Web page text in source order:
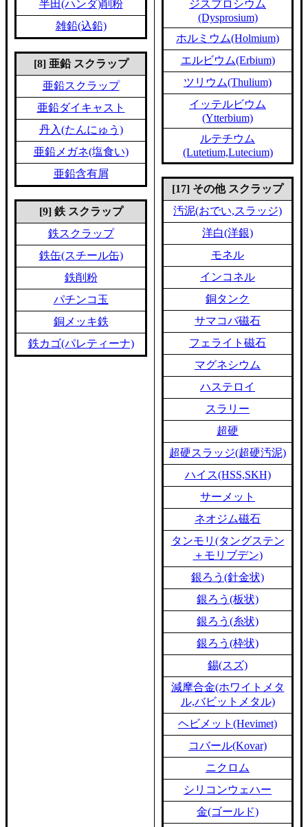
半田(ハンダ)削粉
雑鉛(込鉛)
[8] 亜鉛 スクラップ
亜鉛スクラップ
亜鉛ダイキャスト
丹入(たんにゅう)
亜鉛メガネ(塩食い)
亜鉛含有屑
[9] 鉄 スクラップ
鉄スクラップ
鉄缶(スチール缶)
鉄削粉
パチンコ玉
銅メッキ鉄
鉄カゴ(パレティーナ)
ジスプロシウム
(Dysprosium)
ホルミウム(Holmium)
エルビウム(Erbium)
ツリウム(Thulium)
イッテルビウム
(Ytterbium)
ルテチウム
(Lutetium,Lutecium)
[17] その他 スクラップ
汚泥(おでい,スラッジ)
洋白(洋銀)
モネル
インコネル
銅タンク
サマコバ磁石
フェライト磁石
マグネシウム
ハステロイ
スラリー
超硬
超硬スラッジ(超硬汚泥)
ハイス(HSS,SKH)
サーメット
ネオジム磁石
タンモリ(タングステン
＋モリブデン)
銀ろう(針金状)
銀ろう(板状)
銀ろう(糸状)
銀ろう(枠状)
錫(スズ)
減摩合金(ホワイトメタ
ル,バビットメタル)
ヘビメット(Hevimet)
コバール(Kovar)
ニクロム
シリコンウェハー
金(ゴールド)